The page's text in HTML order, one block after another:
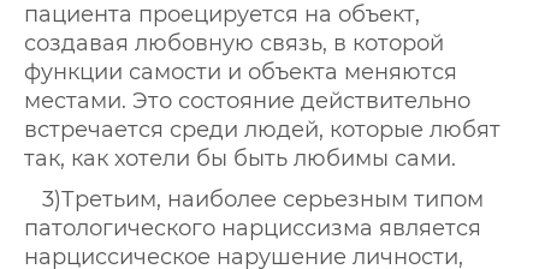
пациента проецируется на объект,
создавая любовную связь, в которой
функции самости и объекта меняются
местами. Это состояние действительно
встречается среди людей, которые любят
так, как хотели бы быть любимы сами.
3)Третьим, наиболее серьезным типом
патологического нарциссизма является
нарциссическое нарушение личности,